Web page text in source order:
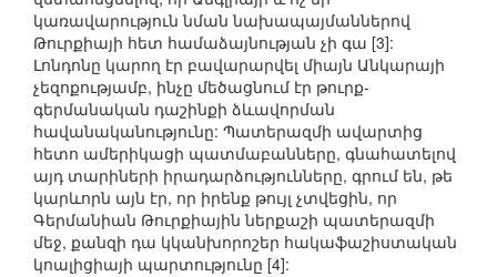
կառավարություն նման նախապայմաններով
Թուրքիայի հետ համաձայնության չի գա [3]:
Լոնդոնը կարող էր բավարարվել միայն Անկարայի
չեզոքությամբ, ինչը մեծացնում էր թուրք-
գերմանական դաշինքի ձևավորման
հավանականությունը: Պատերազմի ավարտից
հետո ամերիկացի պատմաբանները, գնահատելով
այդ տարիների իրադարձությունները, գրում են, թե
կարևորն այն էր, որ իրենք թույլ չտվեցին, որ
Գերմանիան Թուրքիային ներքաշի պատերազմի
մեջ, քանզի դա կկանխորոշեր հակաֆաշիստական
կոալիցիայի պարտությունը [4]: